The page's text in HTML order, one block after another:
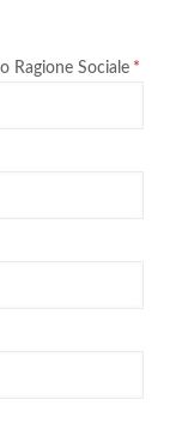
Ragione Sociale